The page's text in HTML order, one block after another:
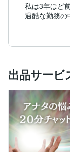
私は3年ほど
過酷な勤務の
同時期に、
また、2024
グを学び、
す。
ヒーリングは
し違う、『
物理学とし
出品サービ